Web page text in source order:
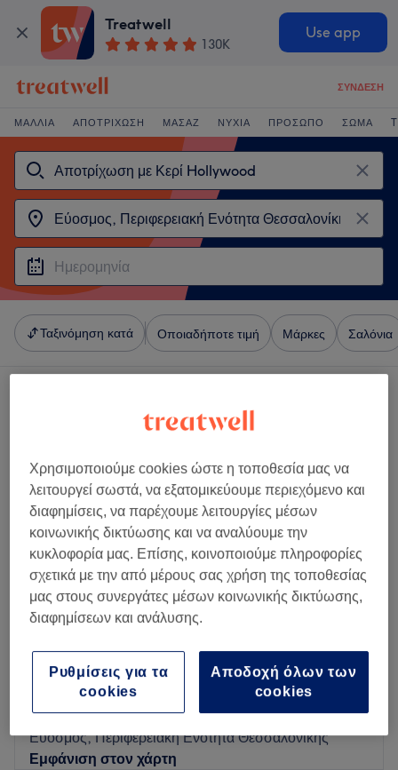
Treatwell
130K
Use app
ΣΎΝΔΕΣΗ
ΜΑΛΛΙΆ ΑΠΟΤΡΊΧΩΣΗ ΜΑΣΆΖ ΝΎΧΙΑ ΠΡΌΣΩΠΟ ΣΏΜΑ
Ταξινόμηση κατά Οποιαδήποτε τιμή Μάρκες Σαλόνια
Elysian Beauty Salon Εύοσμος
5,0
417 κριτικές
Εύοσμος, Περιφερειακή Ενότητα Θεσσαλονίκης
Εμφάνιση στον χάρτη
Χρησιμοποιούμε cookies ώστε η τοποθεσία μας να
λειτουργεί σωστά, να εξατομικεύουμε περιεχόμενο και
διαφημίσεις, να παρέχουμε λειτουργίες μέσων
κοινωνικής δικτύωσης και να αναλύουμε την
κυκλοφορία μας. Επίσης, κοινοποιούμε πληροφορίες
σχετικά με την από μέρους σας χρήση της τοποθεσίας
μας στους συνεργάτες μέσων κοινωνικής δικτύωσης,
διαφημίσεων και ανάλυσης.
Αποδοχή όλων των
cookies
Ρυθμίσεις για τα
cookies